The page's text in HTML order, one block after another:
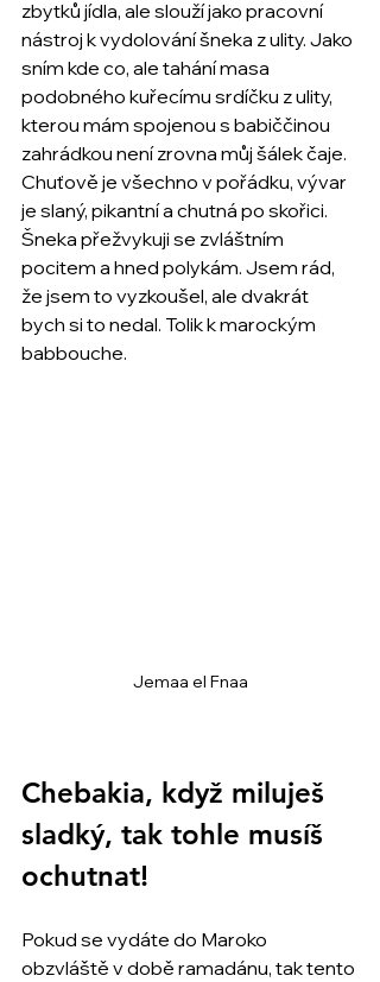
zbytků jídla, ale slouží jako pracovní
nástroj k vydolování šneka z ulity. Jako
sním kde co, ale tahání masa
podobného kuřecímu srdíčku z ulity,
kterou mám spojenou s babiččinou
zahrádkou není zrovna můj šálek čaje.
Chuťově je všechno v pořádku, vývar
je slaný, pikantní a chutná po skořici.
Šneka přežvykuji se zvláštním
pocitem a hned polykám. Jsem rád,
že jsem to vyzkoušel, ale dvakrát
bych si to nedal. Tolik k marockým
babbouche.
Jemaa el Fnaa
Chebakia, když miluješ
sladký, tak tohle musíš
ochutnat!
Pokud se vydáte do Maroko
obzvláště v době ramadánu, tak tento